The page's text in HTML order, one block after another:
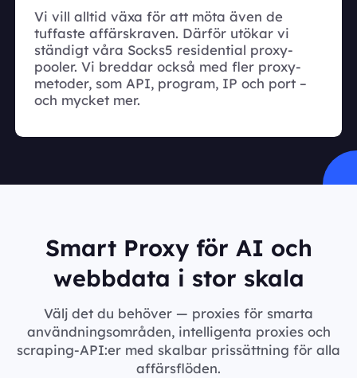
Vi vill alltid växa för att möta även de
tuffaste affärskraven. Därför utökar vi
ständigt våra Socks5 residential proxy-
pooler. Vi breddar också med fler proxy-
metoder, som API, program, IP och port –
och mycket mer.
Smart Proxy för AI och
webbdata i stor skala
Välj det du behöver — proxies för smarta
användningsområden, intelligenta proxies och
scraping-API:er med skalbar prissättning för alla
affärsflöden.